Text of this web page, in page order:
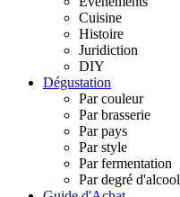
Cuisine
Histoire
Juridiction
DIY
Dégustation
Par couleur
Par brasserie
Par pays
Par style
Par fermentation
Par degré d'alcool